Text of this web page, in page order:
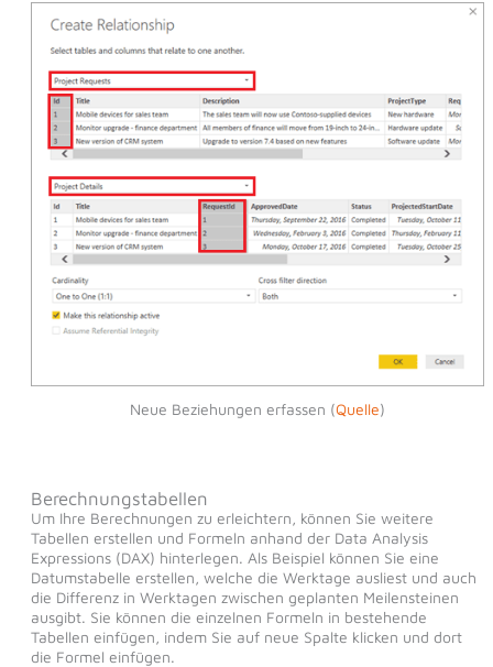
Neue Beziehungen erfassen (Quelle)
Berechnungstabellen
Um Ihre Berechnungen zu erleichtern, können Sie weitere
Tabellen erstellen und Formeln anhand der Data Analysis
Expressions (DAX) hinterlegen. Als Beispiel können Sie eine
Datumstabelle erstellen, welche die Werktage ausliest und auch
die Differenz in Werktagen zwischen geplanten Meilensteinen
ausgibt. Sie können die einzelnen Formeln in bestehende
Tabellen einfügen, indem Sie auf neue Spalte klicken und dort
die Formel einfügen.